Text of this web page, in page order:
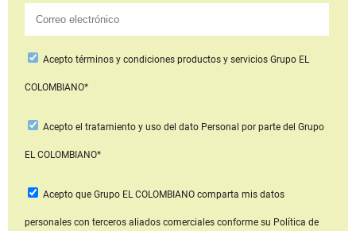
Aceptotérminos y condiciones productos y serviciosGrupo EL
COLOMBIANO*
Acepto el tratamiento y uso del dato Personal por parte del Grupo
EL COLOMBIANO*
Acepto que Grupo EL COLOMBIANOcomparta mis datos
personales con terceros aliados comerciales conforme su Política de